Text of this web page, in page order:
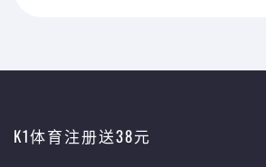
K1体育注册送38元